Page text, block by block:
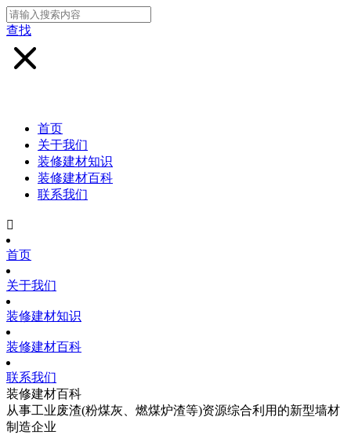
查找
首页
关于我们
装修建材知识
装修建材百科
联系我们

首页
关于我们
装修建材知识
装修建材百科
联系我们
装修建材百科
从事工业废渣(粉煤灰、燃煤炉渣等)资源综合利用的新型墙材
制造企业